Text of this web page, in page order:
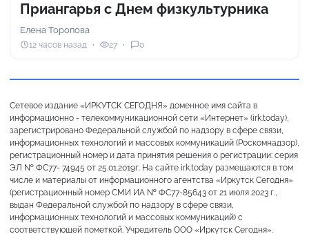
Приангарья с Днем физкультурника
Елена Торопова
12 часов назад 27 0
Сетевое издание «ИРКУТСК СЕГОДНЯ» доменное имя сайта в
информационно - телекоммуникационной сети «Интернет» (irk.today),
зарегистрировано Федеральной службой по надзору в сфере связи,
информационных технологий и массовых коммуникаций (Роскомнадзор),
регистрационный номер и дата принятия решения о регистрации: серия
ЭЛ № ФС77- 74945 от 25.01.2019г. На сайте irk.today размещаются в том
числе и материалы от информационного агентства «Иркутск Сегодня»
(регистрационный номер СМИ ИА № ФС77-85643 от 21 июля 2023 г.,
выдан Федеральной службой по надзору в сфере связи,
информационных технологий и массовых коммуникаций) с
соответствующей пометкой. Учредитель ООО «Иркутск Сегодня».